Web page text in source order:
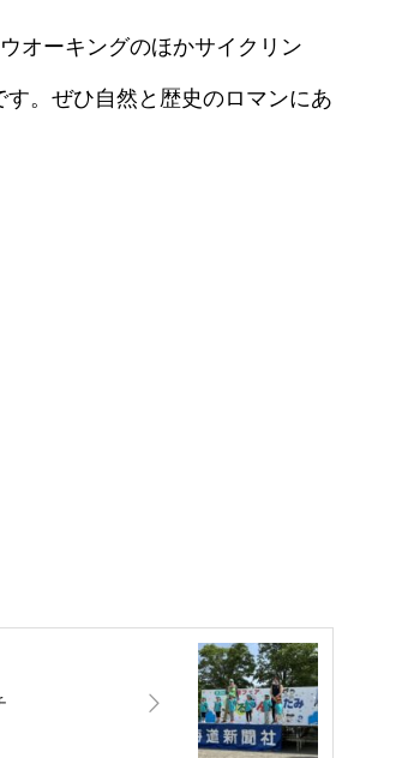
オーキングのほかサイクリン
。ぜひ自然と歴史のロマンにあ